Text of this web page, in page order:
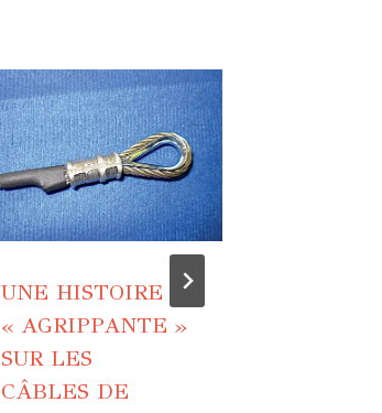
UNE HISTOIRE
« AGRIPPANTE »
SUR LES
CÂBLES DE